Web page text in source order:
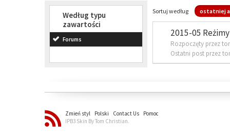
Według typu
zawartości
Forums
Sortuj według ostatniej
2015-05
Rozpoczęty przez
Ostatni post przez
Zmień styl Polski Contact Us
Pomoc
IPB3 Skin By Tom Christian.